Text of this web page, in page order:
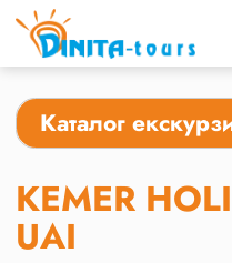
Каталог
KEMER
UAI